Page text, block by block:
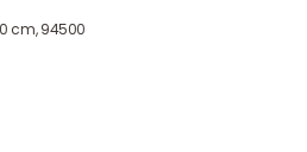
cm, 94500